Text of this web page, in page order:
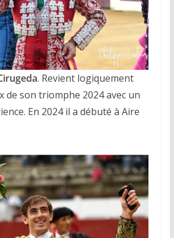
. Revient logiquement
de son triomphe 2024 avec un
En 2024 il a débuté à Aire